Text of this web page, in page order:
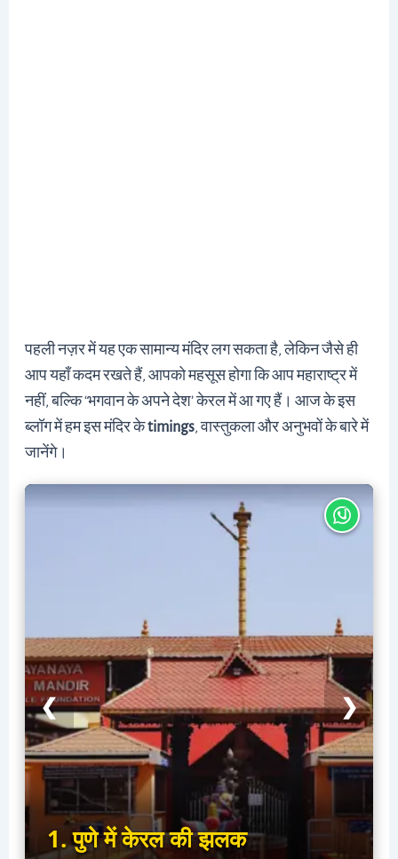
पहली नज़र में यह एक सामान्य मंदिर लग सकता है, लेकिन जैसे ही
आप यहाँ कदम रखते हैं, आपको महसूस होगा कि आप महाराष्ट्र में
नहीं, बल्कि ‘भगवान के अपने देश’ केरल में आ गए हैं। आज के इस
ब्लॉग में हम इस मंदिर केtimings, वास्तुकला और अनुभवों के बारे में
जानेंगे।
1. पुणे में केरल की झलक
❮ ❯